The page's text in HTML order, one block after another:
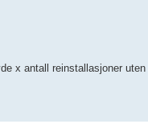
x antall reinstallasjoner